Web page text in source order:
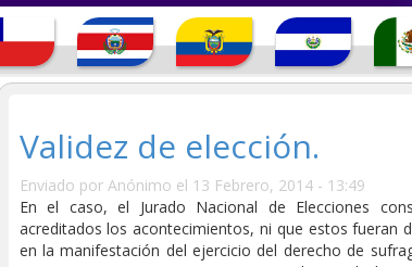
Validez de elección.
Enviado por Anónimo el 13 Febrero, 2014 - 13:49
En el caso, el Jurado Nacional de Elecciones
acreditados los acontecimientos, ni que estos fueran
en la manifestación del ejercicio del derecho de